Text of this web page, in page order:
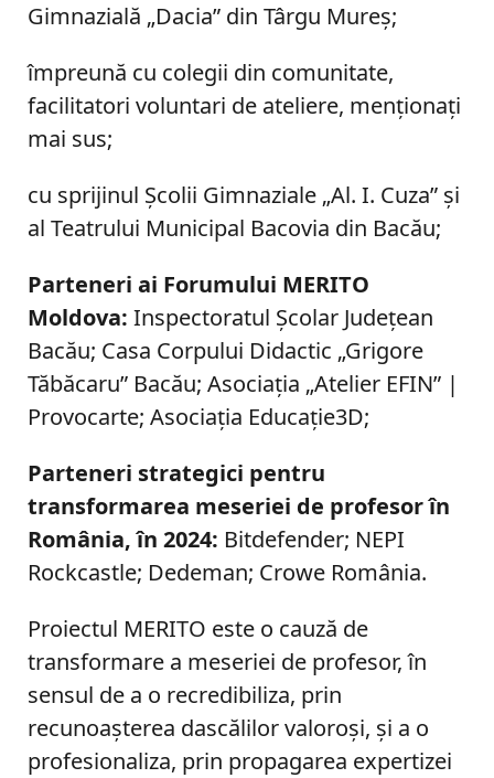
Gimnazială „Dacia” din Târgu Mureş;
împreună cu colegii din comunitate,
facilitatori voluntari de ateliere, menţionaţi
mai sus;
cu sprijinul Şcolii Gimnaziale „Al. I. Cuza” şi
al Teatrului Municipal Bacovia din Bacău;
Parteneri ai Forumului MERITO
Moldova: Inspectoratul Școlar Județean
Bacău; Casa Corpului Didactic „Grigore
Tăbăcaru” Bacău; Asociaţia „Atelier EFIN” |
Provocarte; Asociaţia Educaţie3D;
Parteneri strategici pentru
transformarea meseriei de profesor în
România, în 2024: Bitdefender; NEPI
Rockcastle; Dedeman; Crowe România.
Proiectul MERITO este o cauză de
transformare a meseriei de profesor, în
sensul de a o recredibiliza, prin
recunoaşterea dascălilor valoroşi, şi a o
profesionaliza, prin propagarea expertizei